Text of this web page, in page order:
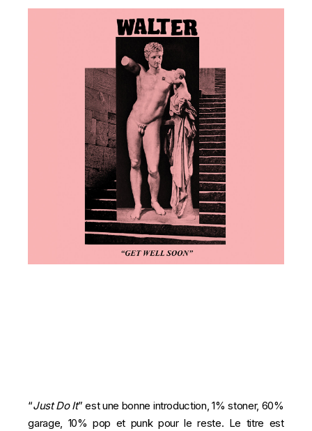
“Just Do It” est une bonne introduction, 1% stoner, 60%
garage, 10% pop et punk pour le reste. Le titre est